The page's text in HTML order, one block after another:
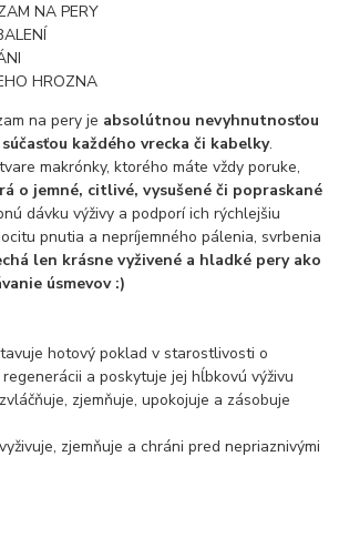
NA PERY
HROZNA
na pery je absolútnou nevyhnutnosťou
každého vrecka či kabelky.
makrónky, ktorého máte vždy poruke,
o jemné, citlivé, vysušené či popraskané
dávku výživy a podporí ich rýchlejšiu
pnutia a nepríjemného pálenia, svrbenia
len krásne vyživené a hladké pery ako
úsmevov :)
hotový poklad v starostlivosti o
a poskytuje jej hĺbkovú výživu
zjemňuje, upokojuje a zásobuje
zjemňuje a chráni pred nepriaznivými